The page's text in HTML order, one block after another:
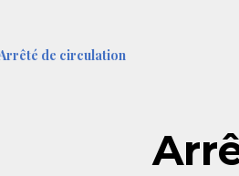
de circulation